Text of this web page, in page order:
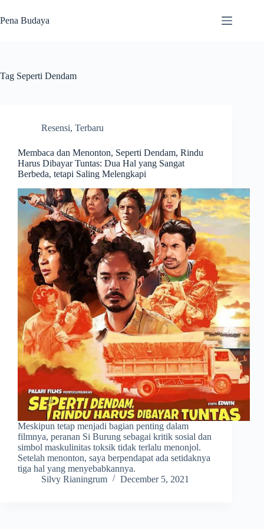
to
content
Pena Budaya
Tag Seperti Dendam
Resensi, Terbaru
Membaca dan Menonton, Seperti Dendam, Rindu
Harus Dibayar Tuntas: Dua Hal yang Sangat
Berbeda, tetapi Saling Melengkapi
Meskipun tetap menjadi bagian penting dalam
filmnya, peranan Si Burung sebagai kritik sosial dan
simbol maskulinitas toksik tidak terlalu menonjol.
Setelah menonton, saya berpendapat ada setidaknya
tiga hal yang menyebabkannya.
Silvy Rianingrum
December 5, 2021